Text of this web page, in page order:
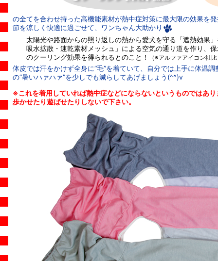
の全てを合わせ持った高機能素材が熱中症対策に最大限の効果を
節を涼しく快適に過ごせて、ワンちゃん大助かり
太陽光や路面からの照り返しの熱から愛犬を守る「遮熱効果
吸水拡散・速乾素材メッシュ」による空気の通り道を作り、
のクーリング効果を得られるとのこと！
（※アルファアイコン社
体皮では汗をかけず全身に“毛”を着ていて、自分では上手に体温
の“暑いハァハァ”を少しでも減らしてあげましょう(^^)v
※これを着用していれば熱中症などにならないというものではあ
歩かせたり遊ばせたりしないで下さい。